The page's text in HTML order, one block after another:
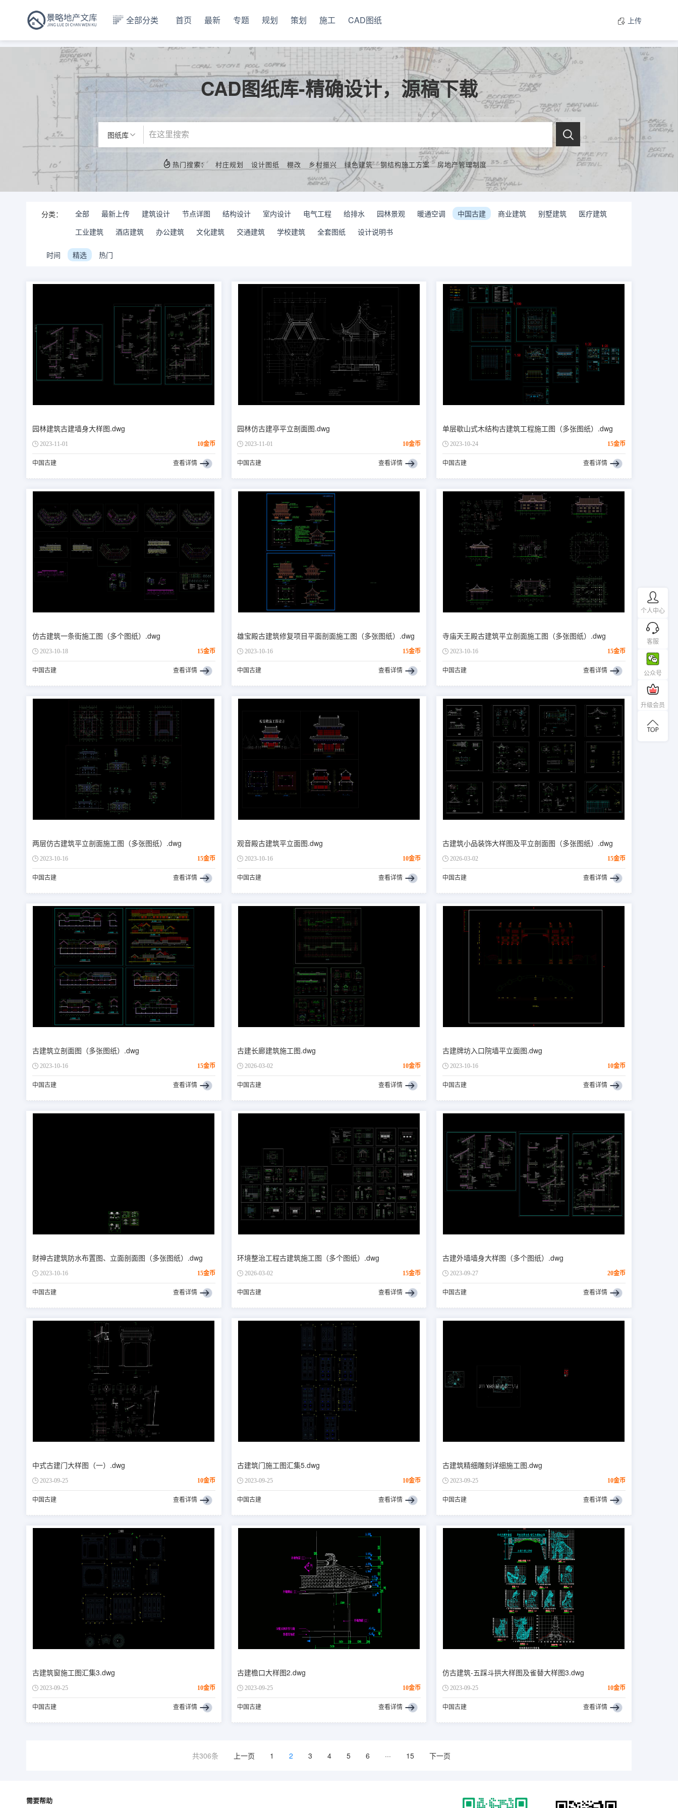
全部分类 首页 最新 专题 规划 策划 施工 CAD图纸 上传
个人中心
客服
公众号
升级会员
CAD图纸库-精确设计，源稿下载
图纸库
热门搜索： 村庄规划 设计图纸 棚改 乡村振兴 绿色建筑 钢结构施工方案 房地产管理制度
分类： 全部 最新上传 建筑设计 节点详图 结构设计 室内设计 电气工程 给排水 园林景观 暖通空调 中国古建 商业建筑 别墅建筑
医疗建筑
工业建筑
酒店建筑 办公建筑 文化建筑 交通建筑 学校建筑 全套图纸 设计说明书
时间 精选 热门
园林建筑古建墙身大样图.dwg
10金币
2023-11-01
中国古建 查看详情
园林仿古建亭平立剖面图.dwg
10金币
2023-11-01
中国古建 查看详情
单层歇山式木结构古建筑工程施工图（多张图纸）.dwg
15金币
2023-10-24
中国古建 查看详情
仿古建筑一条街施工图（多个图纸）.dwg
15金币
2023-10-18
中国古建 查看详情
雄宝殿古建筑修复项目平面剖面施工图（多张图纸）.dwg
15金币
2023-10-16
中国古建 查看详情
寺庙天王殿古建筑平立剖面施工图（多张图纸）.dwg
15金币
2023-10-16
中国古建 查看详情
两层仿古建筑平立剖面施工图（多张图纸）.dwg
15金币
2023-10-16
中国古建 查看详情
观音殿古建筑平立面图.dwg
10金币
2023-10-16
中国古建 查看详情
古建筑小品装饰大样图及平立剖面图（多张图纸）.dwg
15金币
2026-03-02
中国古建 查看详情
古建筑立剖面图（多张图纸）.dwg
15金币
2023-10-16
中国古建 查看详情
古建长廊建筑施工图.dwg
10金币
2026-03-02
中国古建 查看详情
古建牌坊入口院墙平立面图.dwg
10金币
2023-10-16
中国古建 查看详情
财神古建筑防水布置图、立面剖面图（多张图纸）.dwg
15金币
2023-10-16
中国古建 查看详情
环境整治工程古建筑施工图（多个图纸）.dwg
15金币
2026-03-02
中国古建 查看详情
古建外墙墙身大样图（多个图纸）.dwg
20金币
2023-09-27
中国古建 查看详情
中式古建门大样图（一）.dwg
10金币
2023-09-25
中国古建 查看详情
古建筑门施工图汇集5.dwg
10金币
2023-09-25
中国古建 查看详情
古建筑精细雕刻详细施工图.dwg
10金币
2023-09-25
中国古建 查看详情
古建筑窗施工图汇集3.dwg
10金币
2023-09-25
中国古建 查看详情
古建檐口大样图2.dwg
10金币
2023-09-25
中国古建 查看详情
仿古建筑-五踩斗拱大样图及雀替大样图3.dwg
10金币
2023-09-25
中国古建 查看详情
共306条 上一页 1 2 3 4 5 6 ··· 15 下一页
需要帮助